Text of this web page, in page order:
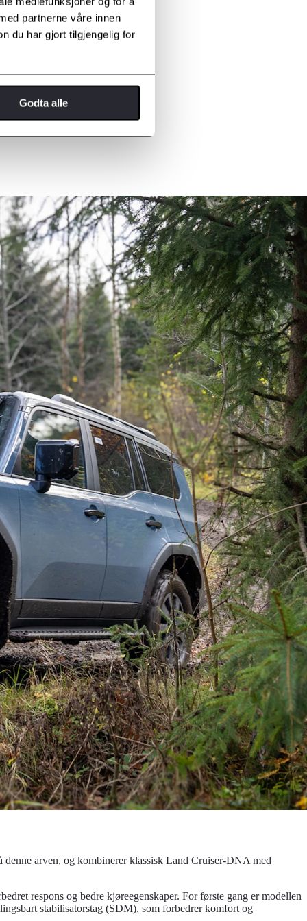
partnerne våre innen
du har gjort tilgjengelig for
Godta alle
arven, og kombinerer klassisk Land Cruiser-DNA med
respons og bedre kjøreegenskaper. For første gang er modellen
stabilisatorstag (SDM), som forbedrer komfort og